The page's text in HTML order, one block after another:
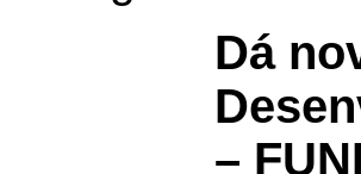
Dá
–